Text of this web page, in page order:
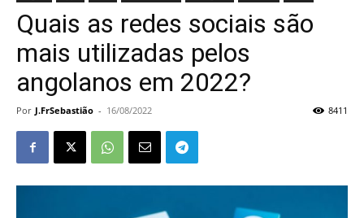
Quais as redes sociais são
mais utilizadas pelos
angolanos em 2022?
Por J.FrSebastião - 16/08/2022 8411